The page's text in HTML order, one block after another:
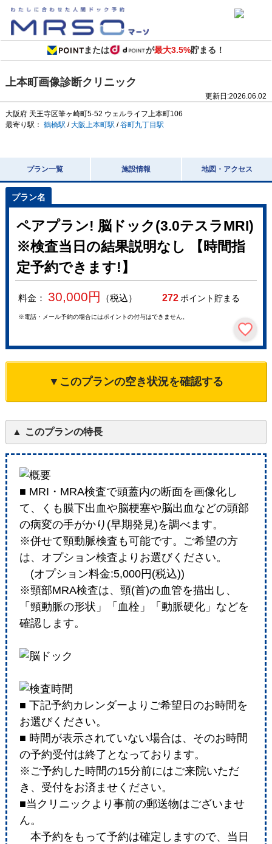
または が最大3.5%貯まる！
上本町画像診断クリニック
更新日:2026.06.02
大阪府 天王寺区筆ヶ崎町5-52 ウェルライフ上本町106
最寄り駅： 鶴橋駅 /大阪上本町駅 /谷町九丁目駅
プラン一覧 施設情報 地図・アクセス
ペアプラン! 脳ドック(3.0テスラMRI)
※検査当日の結果説明なし 【時間指
定予約できます!】
料金： 30,000円 （税込） 272ポイント貯まる
※電話・メール予約の場合にはポイントの付与はできません。
▼このプランの空き状況を確認する
このプランの特長
■ MRI・MRA検査で頭蓋内の断面を画像化し
て、くも膜下出血や脳梗塞や脳出血などの頭部
の病変の手がかり(早期発見)を調べます。
※併せて頸動脈検査も可能です。ご希望の方
は、オプション検査よりお選びください。
(オプション料金:5,000円(税込))
※頸部MRA検査は、頸(首)の血管を描出し、
「頸動脈の形状」「血栓」「動脈硬化」などを
確認します。
■ 下記予約カレンダーよりご希望日のお時間を
お選びください。
■ 時間が表示されていない場合は、そのお時間
の予約受付は終了となっております。
※ご予約した時間の15分前にはご来院いただ
き、受付をお済ませください。
■当クリニックより事前の郵送物はございませ
ん。
本予約をもって予約は確定しますので、当日